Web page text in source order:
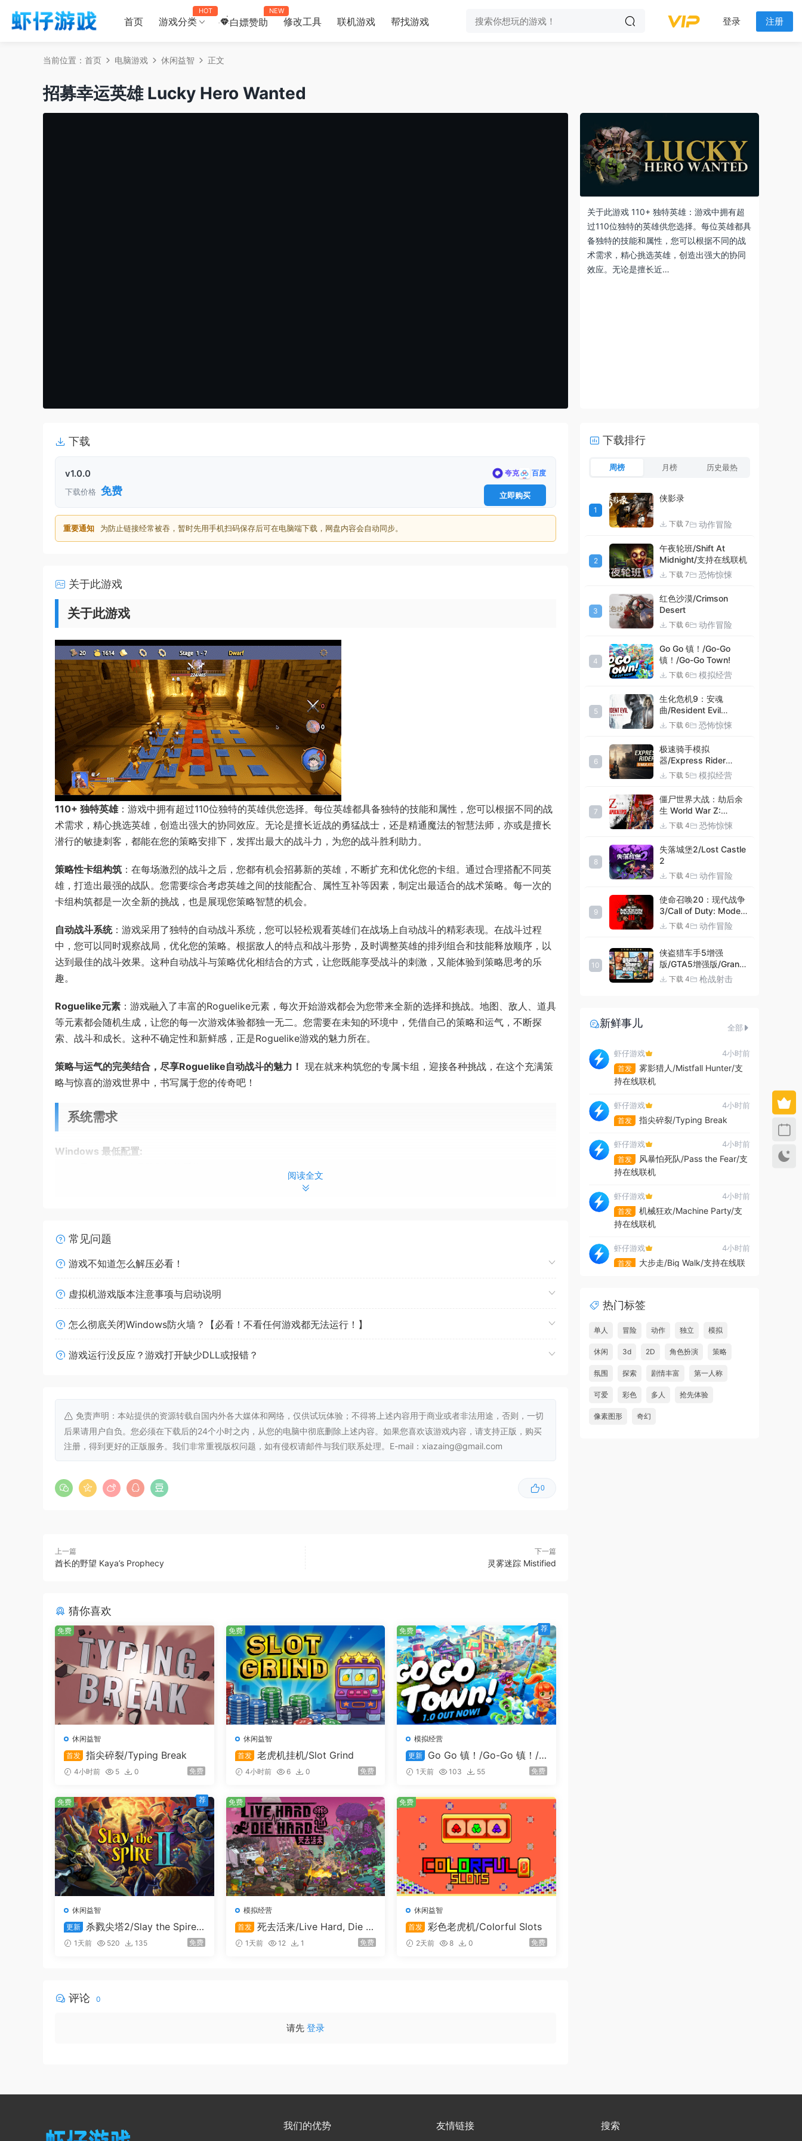
首页 游戏分类
HOT
白嫖赞助
NEW
修改工具 联机游戏 帮找游戏 登录 注册
当前位置： 首页 电脑游戏 休闲益智 正文
招募幸运英雄 Lucky Hero Wanted
关于此游戏 110+ 独特英雄：游戏中拥有超
过110位独特的英雄供您选择。每位英雄都具
备独特的技能和属性，您可以根据不同的战
术需求，精心挑选英雄，创造出强大的协同
效应。无论是擅长近…
下载
v1.0.0 夸克 百度
下载价格 免费 立即购买
重要通知 为防止链接经常被吞，暂时先用手机扫码保存后可在电脑端下载，网盘内容会自动同步。
关于此游戏
关于此游戏
110+ 独特英雄：游戏中拥有超过110位独特的英雄供您选择。每位英雄都具备独特的技能和属性，您可以根据不同的战
术需求，精心挑选英雄，创造出强大的协同效应。无论是擅长近战的勇猛战士，还是精通魔法的智慧法师，亦或是擅长
潜行的敏捷刺客，都能在您的策略安排下，发挥出最大的战斗力，为您的战斗胜利助力。
策略性卡组构筑 ：在每场激烈的战斗之后，您都有机会招募新的英雄，不断扩充和优化您的卡组。通过合理搭配不同英
雄，打造出最强的战队。您需要综合考虑英雄之间的技能配合、属性互补等因素，制定出最适合的战术策略。每一次的
卡组构筑都是一次全新的挑战，也是展现您策略智慧的机会。
自动战斗系统：游戏采用了独特的自动战斗系统，您可以轻松观看英雄们在战场上自动战斗的精彩表现。在战斗过程
中，您可以同时观察战局，优化您的策略。根据敌人的特点和战斗形势，及时调整英雄的排列组合和技能释放顺序，以
达到最佳的战斗效果。这种自动战斗与策略优化相结合的方式，让您既能享受战斗的刺激，又能体验到策略思考的乐
趣。
Roguelike元素 ：游戏融入了丰富的Roguelike元素，每次开始游戏都会为您带来全新的选择和挑战。地图、敌人、道具
等元素都会随机生成，让您的每一次游戏体验都独一无二。您需要在未知的环境中，凭借自己的策略和运气，不断探
索、战斗和成长。这种不确定性和新鲜感，正是Roguelike游戏的魅力所在。
策略与运气的完美结合，尽享Roguelike自动战斗的魅力！ 现在就来构筑您的专属卡组，迎接各种挑战，在这个充满策
略与惊喜的游戏世界中，书写属于您的传奇吧！
系统需求
Windows 最低配置:
Windows 7、Windows 8或Windows 10（64位）
显卡:NVIDIA GeForce GTX 1050及同等性能显卡（如AMD Radeon RX 560等）
存储空间:
需要 64 位处理器和操作系统
处理器:Intel Core i3及同等性能以上处理器（如Intel Core i3-8100等）
显卡:NVIDIA GeForce GTX 1050及同等性能以上显卡（如NVIDIA GeForce GTX 1650等）
阅读全文
常见问题
游戏不知道怎么解压必看！
虚拟机游戏版本注意事项与启动说明
怎么彻底关闭Windows防火墙？【必看！不看任何游戏都无法运行！】
游戏运行没反应？游戏打开缺少DLL或报错？
免责声明：本站提供的资源转载自国内外各大媒体和网络，仅供试玩体验；不得将上述内容用于商业或者非法用途，否则，一切
后果请用户自负。您必须在下载后的24个小时之内，从您的电脑中彻底删除上述内容。如果您喜欢该游戏内容，请支持正版，购买
注册，得到更好的正版服务。我们非常重视版权问题，如有侵权请邮件与我们联系处理。E-mail：xiazaing@gmail.com
0
上一篇
酋长的野望 Kaya’s Prophecy
下一篇
灵雾迷踪 Mistified
猜你喜欢
休闲益智
首发 指尖碎裂/Typing Break
4小时前 5 0 免费
免费
休闲益智
首发
老虎机挂机/Slot Grind
4小时前 6 0 免费
免费
模拟经营
更新
Go Go 镇！/Go-Go 镇！/G
o-Go Town!
1天前 103 55 免费
免费 荐
休闲益智
更新
杀戮尖塔2/Slay the Spire
2 1天前 520 135 免费
免费 荐
模拟经营
首发
死去活来/Live Hard, Die H
ard1天前 12 1 免费
免费
休闲益智
首发
彩色老虎机/Colorful Slots
2天前 8 0 免费
免费
评论 0
请先 登录
下载排行
周榜 月榜 历史最热
1
侠影录
下载 7 动作冒险
2
午夜轮班/Shift At
Midnight/支持在线联机
下载 7 恐怖惊悚
3
红色沙漠/Crimson
Desert
下载 6 动作冒险
4
Go Go 镇！/Go-Go
镇！/Go-Go Town!
下载 6 模拟经营
5
生化危机9：安魂
曲/Resident Evil
Requiem
下载 6 恐怖惊悚
6
极速骑手模拟
器/Express Rider
Simulator
下载 5 模拟经营
7
僵尸世界大战：劫后余
生 World War Z:
Aftermath |官方中文
09.27.24 v20240924
集成DLCs 赠多项修改器
+赠999等级.荣誉技能.
紫色荣誉头框.荣誉枪械
技能.解锁存档 解压即玩
下载 4 恐怖惊悚
8
失落城堡2/Lost Castle
2
下载 4 动作冒险
9
使命召唤20：现代战争
3/Call of Duty: Modern
Warfare III
下载 4 动作冒险
10
侠盗猎车手5增强
版/GTA5增强版/Grand
Theft Auto V
下载 4 枪战射击
新鲜事儿 全部
虾仔游戏 4小时前
首发
雾影猎人/Mistfall Hunter/支
持在线联机
虾仔游戏 4小时前
首发 指尖碎裂/Typing Break
虾仔游戏 4小时前
首发
风暴怕死队/Pass the Fear/支
持在线联机
虾仔游戏 4小时前
首发
机械狂欢/Machine Party/支
持在线联机
虾仔游戏 4小时前
首发
大步走/Big Walk/支持在线联
虾仔游戏
Judgment of the Archon
虾仔游戏 4小时前
虾仔游戏
吃一口煮汤圆丶
热门标签
单人 冒险 动作 独立 模拟
休闲 3d 2D 角色扮演 策略
氛围 探索 剧情丰富 第一人称
可爱 彩色 多人 抢先体验
像素图形 奇幻
我们的优势 友情链接 搜索